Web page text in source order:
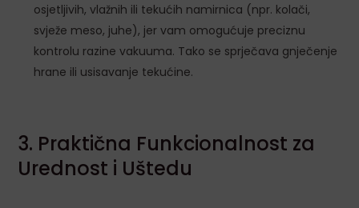
osjetljivih, vlažnih ili tekućih namirnica (npr. kolači,
svježe meso, juhe), jer vam omogućuje preciznu
kontrolu razine vakuuma. Tako se sprječava gnječenje
hrane ili usisavanje tekućine.
3. Praktična Funkcionalnost za
Urednost i Uštedu